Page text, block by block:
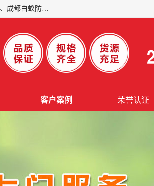
成都仁民有害生物防治服务有限公司是一家经营成都灭跳蚤公司、成都灭鼠公司、成都除虫公司、成都除四害公司、成都白蚁防治公司、成都杀虫公司等。业务覆盖：青白江、郫县、简阳、金堂、乐山、眉山、绵阳、彭州等区域。 由于我们的专业技术和服务态度得到了肯定、 目前公司已经与省内外的多个金 融企业、高端写字楼、星级酒 店、宾馆餐饮企业、学校、制造生产企业、物业小区建立了长期友好的合作关系。
客户案例 荣誉认证